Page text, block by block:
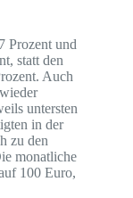
Prozent und
statt den
Auch
untersten
in der
zu den
monatliche
100 Euro,